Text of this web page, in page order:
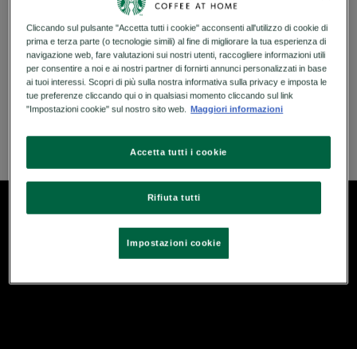
DIMENSIONE DELLA TAZZA
Espresso 40ml
Cliccando sul pulsante "Accetta tutti i cookie" acconsenti all'utilizzo di cookie di
prima e terza parte (o tecnologie simili) al fine di migliorare la tua esperienza di
navigazione web, fare valutazioni sui nostri utenti, raccogliere informazioni utili
per consentire a noi e ai nostri partner di fornirti annunci personalizzati in base
ai tuoi interessi. Scopri di più sulla nostra informativa sulla privacy e imposta le
tue preferenze cliccando qui o in qualsiasi momento cliccando sul link
"Impostazioni cookie" sul nostro sito web. Maggiori informazioni
Rifiuta tutti
Accetta tutti i cookie
Impostazioni cookie